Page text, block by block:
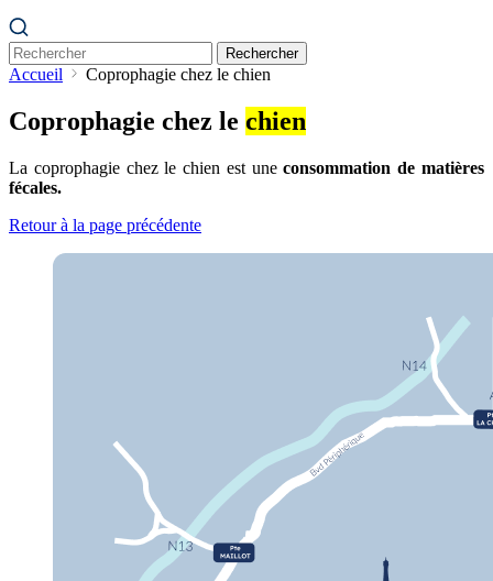
Rechercher
Accueil Coprophagie chez le chien
Coprophagie chez le chien
La coprophagie chez le chien est uneconsommation de matières
fécales.
Retour à la page précédente